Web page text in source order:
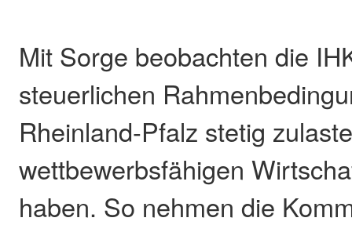
Mit Sorge beobachten die
steuerlichen
Rheinland-Pfalz stetig
wettbewerbsfähigen
haben. So nehmen die